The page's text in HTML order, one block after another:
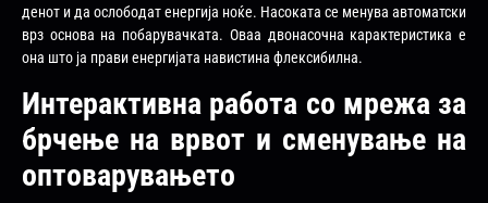
денот и да ослободат енергија ноќе. Насоката се менува автоматски
врз основа на побарувачката. Оваа двонасочна карактеристика е
она што ја прави енергијата навистина флексибилна.
Интерактивна работа со мрежа за
брчење на врвот и сменување на
оптоварувањето